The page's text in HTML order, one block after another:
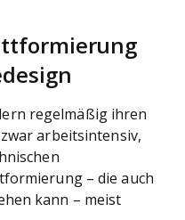
regelmäßig ihren
zwar arbeitsintensiv,
– die auch
kann – meist